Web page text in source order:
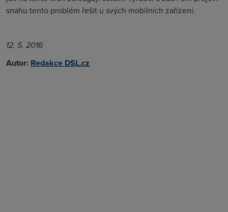
snahu tento problém řešit u svých mobilních zařízení.
12. 5. 2016
Autor: Redakce DSL.cz